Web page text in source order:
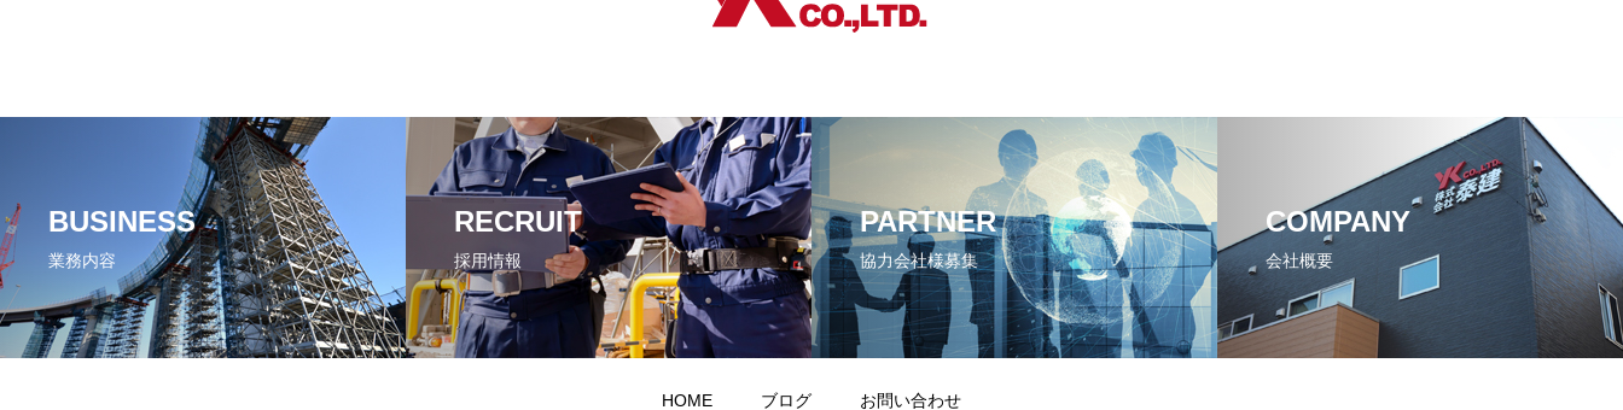
BUSINESS
業務内容
RECRUIT
採用情報
PARTNER
協力会社様募集
COMPANY
会社概要
HOME ブログ お問い合わせ